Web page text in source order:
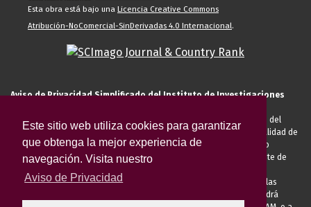
Este sitio web utiliza cookies para garantizar
que obtenga la mejor experiencia de
navegación. Visita nuestro
Aviso de Privacidad
Esta obra está bajo una Licencia Creative Commons
Atribución-NoComercial-SinDerivadas 4.0 Internacional.
Aviso de Privacidad Simplificado del Instituto de Investigaciones
El Instituto de Investigaciones Estéticas de la UNAM, es responsable del
tratamiento de sus datos personales para el registro de usted en calidad de
alumno, docente, personal de la entidad académica, conferencista o
invitado externo (nacional o extranjero), visitante, proveedor o cliente de
anteriormente descritas u otras aquellas exigidas legalmente o por las
autoridades competentes podrá transferir sus datos personales. Podrá